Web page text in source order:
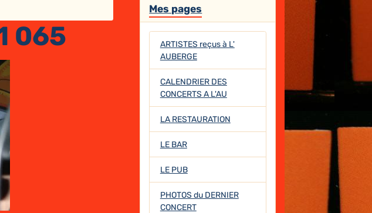
065
Mes pages
ARTISTES reçus à L'
AUBERGE
CALENDRIER DES
CONCERTS A L'AU
LA RESTAURATION
LE BAR
LE PUB
PHOTOS du DERNIER
CONCERT